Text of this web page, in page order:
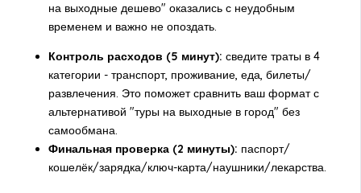
на выходные дешево" оказались с неудобным
временем и важно не опоздать.
Контроль расходов (5 минут): сведите траты в 4
категории - транспорт, проживание, еда, билеты/
развлечения. Это поможет сравнить ваш формат с
альтернативой "туры на выходные в город" без
самообмана.
Финальная проверка (2 минуты): паспорт/
кошелёк/зарядка/ключ-карта/наушники/лекарства.